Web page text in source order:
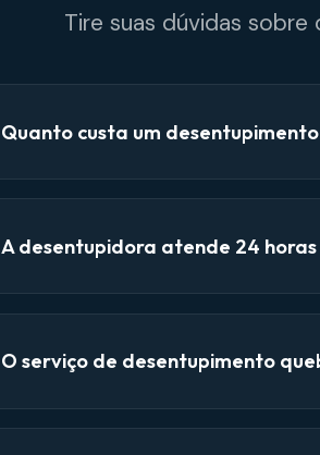
Tire suas dúvidas
Quanto custa um
A desentupidora atende 24
O serviço de desentupimento